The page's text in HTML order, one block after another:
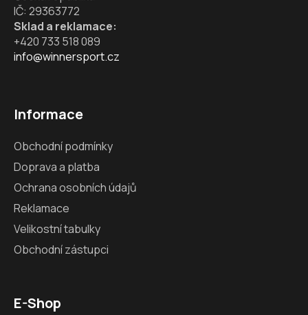
IČ: 29363772
Sklad a reklamace:
+420 733 518 089
info@winnersport.cz
Informace
Obchodní podmínky
Doprava a platba
Ochrana osobních údajů
Reklamace
Velikostní tabulky
Obchodní zástupci
E-Shop